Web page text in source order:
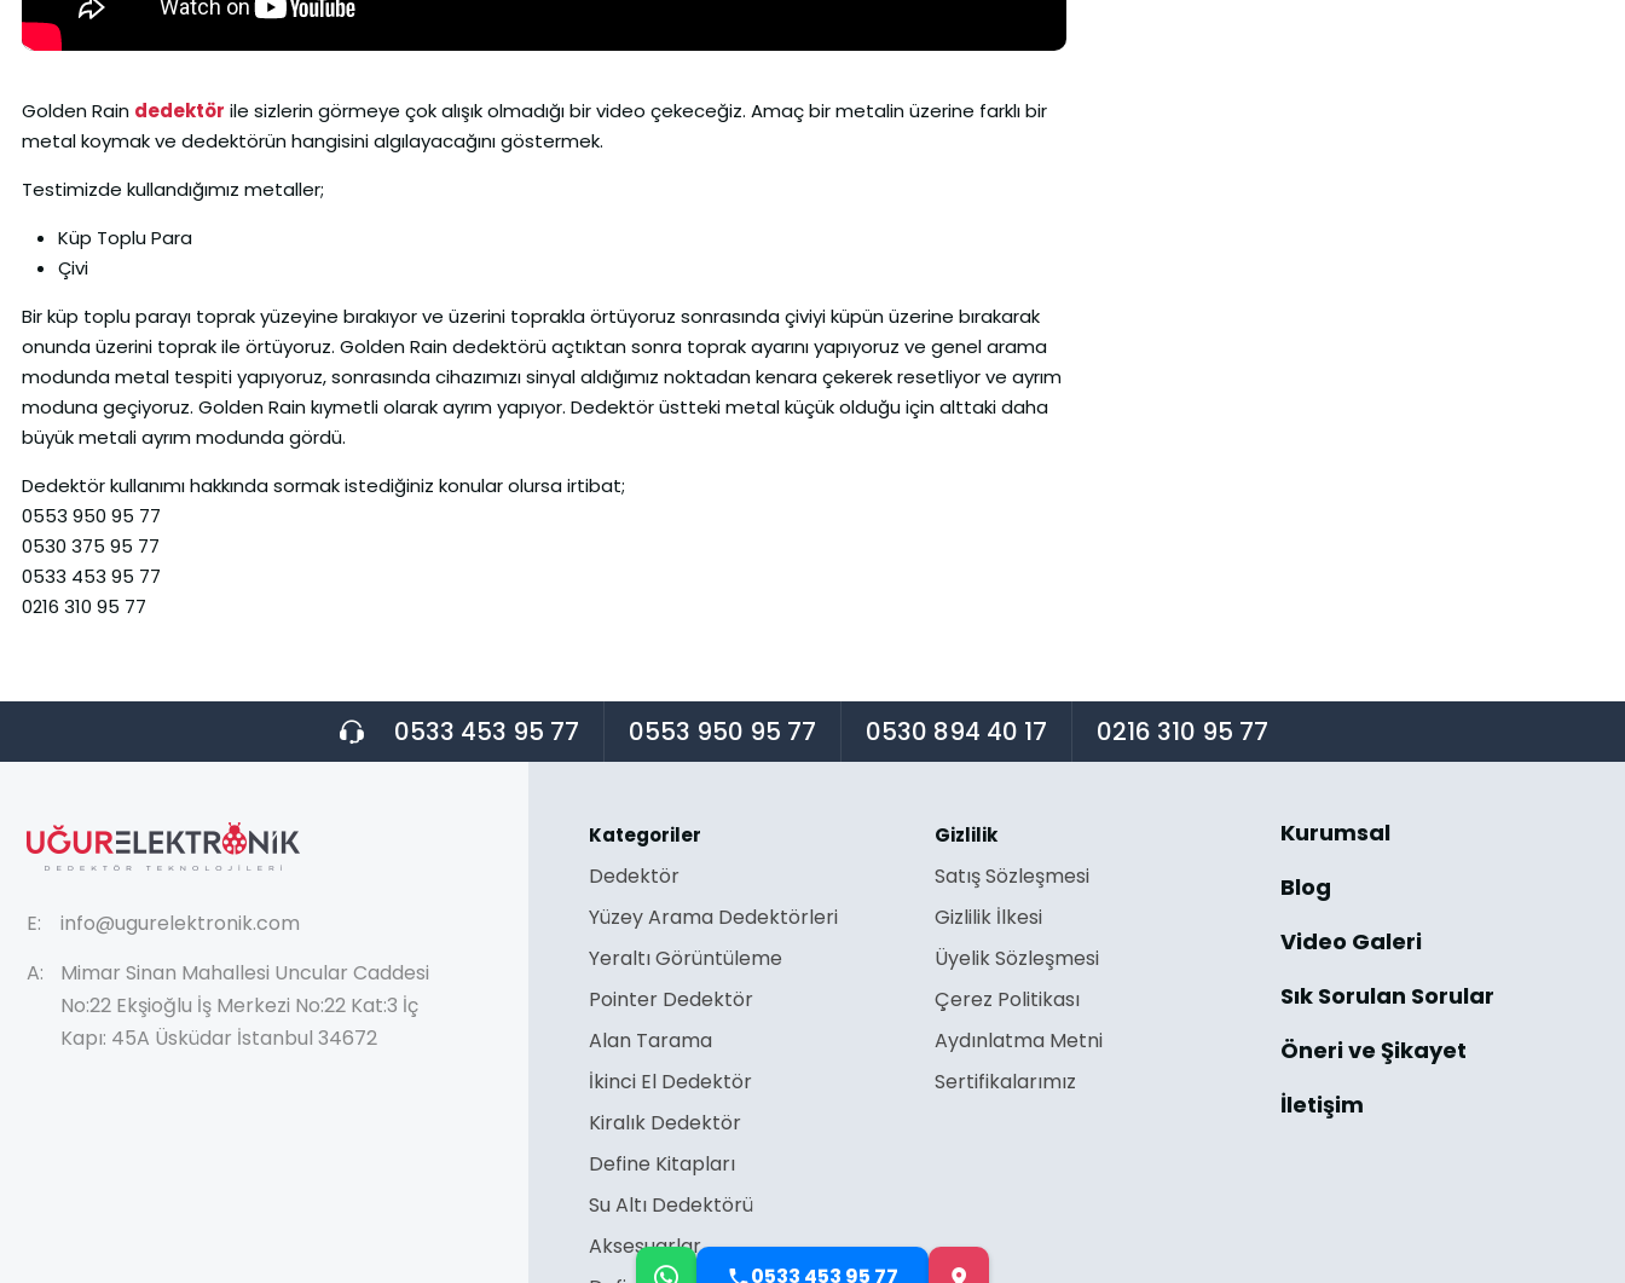
Golden Rain dedektör ile sizlerin görmeye çok alışık olmadığı bir video çekeceğiz. Amaç bir metalin üzerine farklı bir
metal koymak ve dedektörün hangisini algılayacağını göstermek.
Testimizde kullandığımız metaller;
Küp Toplu Para
Çivi
Bir küp toplu parayı toprak yüzeyine bırakıyor ve üzerini toprakla örtüyoruz sonrasında çiviyi küpün üzerine bırakarak
onunda üzerini toprak ile örtüyoruz. Golden Rain dedektörü açtıktan sonra toprak ayarını yapıyoruz ve genel arama
modunda metal tespiti yapıyoruz, sonrasında cihazımızı sinyal aldığımız noktadan kenara çekerek resetliyor ve ayrım
moduna geçiyoruz. Golden Rain kıymetli olarak ayrım yapıyor. Dedektör üstteki metal küçük olduğu için alttaki daha
büyük metali ayrım modunda gördü.
Dedektör kullanımı hakkında sormak istediğiniz konular olursa irtibat;
0553 950 95 77
0530 375 95 77
0533 453 95 77
0216 310 95 77
0533 453 95 77
0533 453 95 77 0553 950 95 77 0530 894 40 17 0216 310 95 77
E:
info@ugurelektronik.com
A:
Mimar Sinan Mahallesi Uncular Caddesi
No:22 Ekşioğlu İş Merkezi No:22 Kat:3 İç
Kapı: 45A Üsküdar İstanbul 34672
Kategoriler
Dedektör
Yüzey Arama Dedektörleri
Yeraltı Görüntüleme
Pointer Dedektör
Alan Tarama
İkinci El Dedektör
Kiralık Dedektör
Define Kitapları
Su Altı Dedektörü
Aksesuarlar
Gizlilik
Satış Sözleşmesi
Gizlilik İlkesi
Üyelik Sözleşmesi
Çerez Politikası
Aydınlatma Metni
Sertifikalarımız
Kurumsal
Blog
Video Galeri
Sık Sorulan Sorular
Öneri ve Şikayet
İletişim